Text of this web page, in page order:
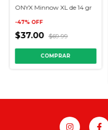
ONYX Minnow XL de 14 gr
-47% OFF
$37.00 $69.99
COMPRAR